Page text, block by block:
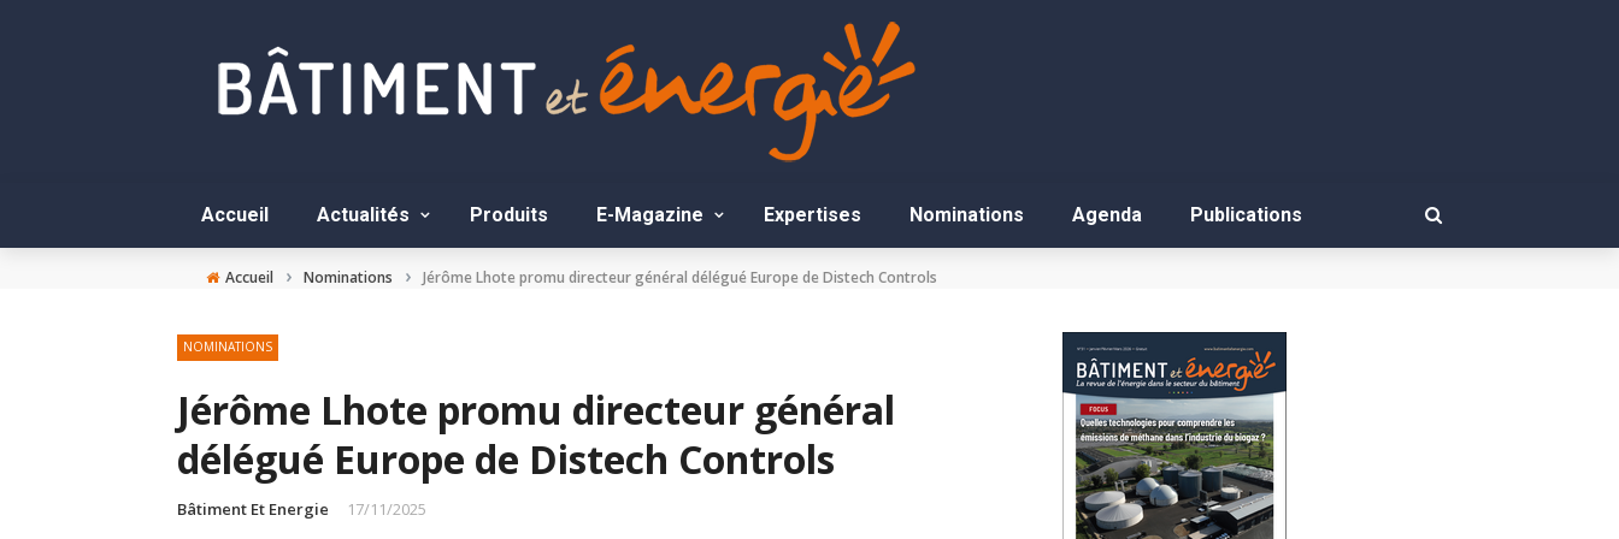
Accueil Actualités Produits E-Magazine Expertises Nominations Agenda Publications
Accueil › Nominations › Jérôme Lhote promu directeur général délégué Europe de Distech Controls
NOMINATIONS
Jérôme Lhote promu directeur général
délégué Europe de Distech Controls
Bâtiment Et Energie 17/11/2025